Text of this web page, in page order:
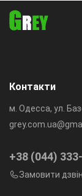
Контакти
м. Одесса, ул.
+38 (044)
Замовити